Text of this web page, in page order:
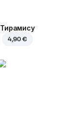
Тирамису
4,90 €